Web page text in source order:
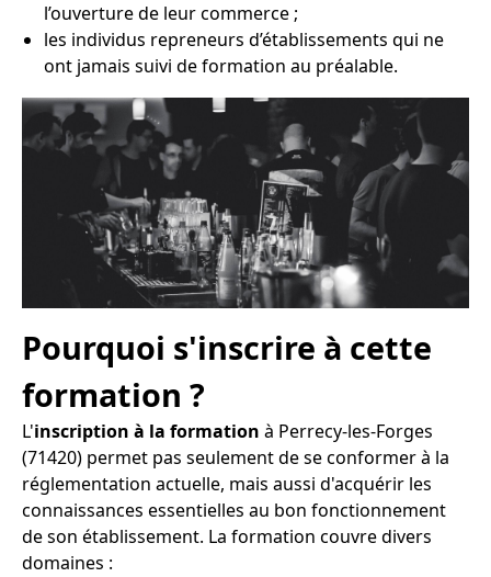
l’ouverture de leur commerce ;
les individus repreneurs d’établissements qui ne
ont jamais suivi de formation au préalable.
Pourquoi s'inscrire à cette
formation ?
L'inscription à la formation à Perrecy-les-Forges
(71420) permet pas seulement de se conformer à la
réglementation actuelle, mais aussi d'acquérir les
connaissances essentielles au bon fonctionnement
de son établissement. La formation couvre divers
domaines :